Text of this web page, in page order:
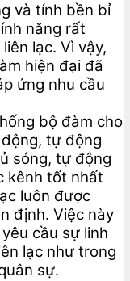
và tính bền bỉ
năng rất
lạc. Vì vậy,
hiện đại đã
ứng nhu cầu
bộ đàm cho
tự động
sóng, tự động
kênh tốt nhất
luôn được
định. Việc này
cầu sự linh
lạc như trong
sự.